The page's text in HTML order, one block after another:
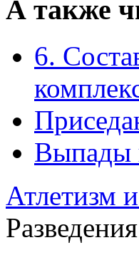
А также
6.
Выпады
Атлетизм